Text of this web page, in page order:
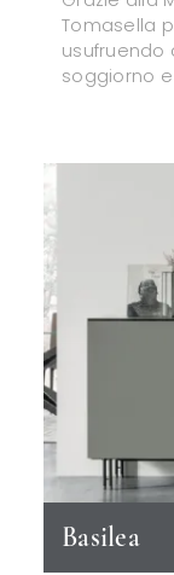
Tomasella
usufruendo
soggiorno
Basilea